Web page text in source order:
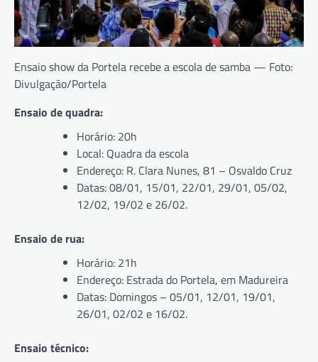
Ensaio show da Portela recebe a escola de samba — Foto:
Divulgação/Portela
Ensaio de quadra:
Horário: 20h
Local: Quadra da escola
Endereço: R. Clara Nunes, 81 – Osvaldo Cruz
Datas: 08/01, 15/01, 22/01, 29/01, 05/02,
12/02, 19/02 e 26/02.
Ensaio de rua:
Horário: 21h
Endereço: Estrada do Portela, em Madureira
Datas: Domingos – 05/01, 12/01, 19/01,
26/01, 02/02 e 16/02.
Ensaio técnico: